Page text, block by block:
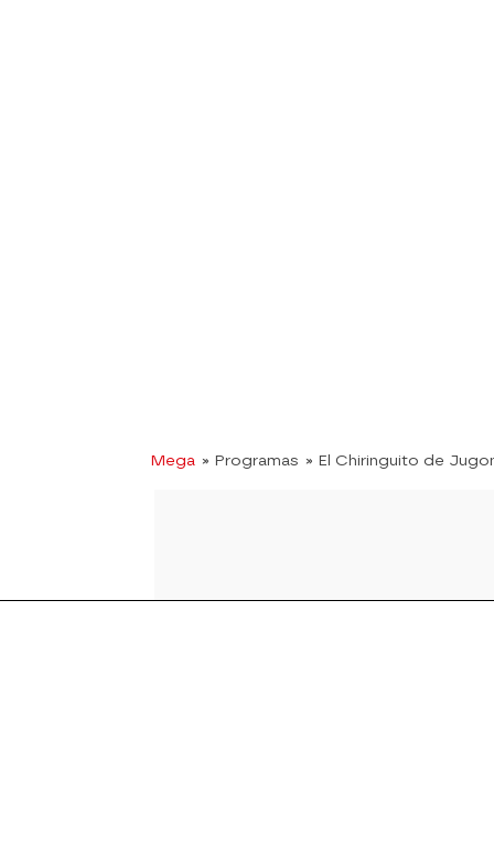
Mega » Programas » El Chiringuito de